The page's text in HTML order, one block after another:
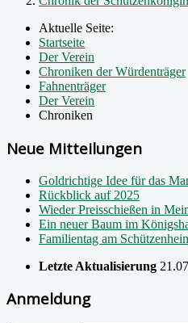
Aktuelle Seite:
Startseite
Der Verein
Chroniken der Würdenträger
Fahnenträger
Der Verein
Chroniken
Neue Mitteilungen
Goldrichtige Idee für das
Rückblick auf 2025
Wieder Preisschießen in
Ein neuer Baum im
Familientag am
Letzte Aktualisierung
Anmeldung